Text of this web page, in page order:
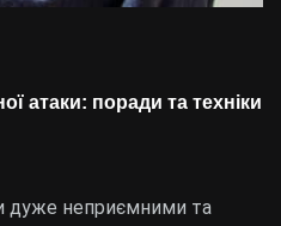
атаки: поради та техніки
дуже неприємними та